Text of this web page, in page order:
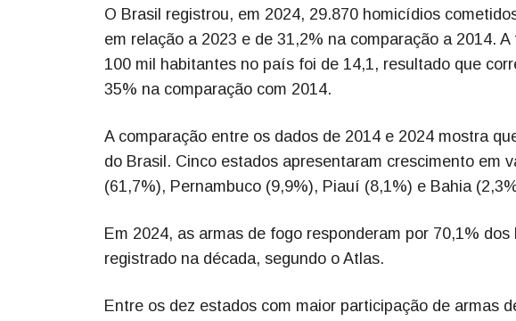
O Brasil registrou, em 2024, 29.870 homicídios
em relação a 2023 e de 31,2% na comparação a 2014.
100 mil habitantes no país foi de 14,1, resultado que
35% na comparação com 2014.
A comparação entre os dados de 2014 e 2024 mostra
do Brasil. Cinco estados apresentaram crescimento em
(61,7%), Pernambuco (9,9%), Piauí (8,1%) e Bahia
Em 2024, as armas de fogo responderam por 70,1%
registrado na década, segundo o Atlas.
Entre os dez estados com maior participação de armas